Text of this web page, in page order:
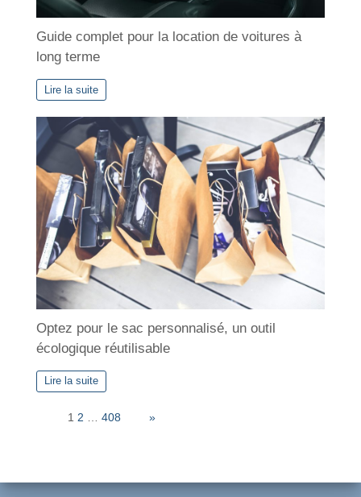
Guide complet pour la location de voitures à
long terme
Lire la suite
Optez pour le sac personnalisé, un outil
écologique réutilisable
Lire la suite
1 2 408 »